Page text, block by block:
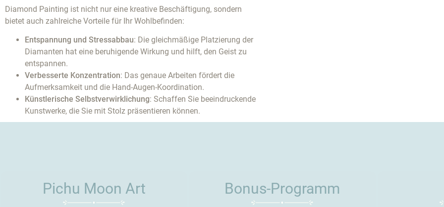
Diamond Painting ist nicht nur eine kreative Beschäftigung, sondern
bietet auch zahlreiche Vorteile für Ihr Wohlbefinden:
Entspannung und Stressabbau: Die gleichmäßige Platzierung der
Diamanten hat eine beruhigende Wirkung und hilft, den Geist zu
entspannen.
Verbesserte Konzentration: Das genaue Arbeiten fördert die
Aufmerksamkeit und die Hand-Augen-Koordination.
Künstlerische Selbstverwirklichung: Schaffen Sie beeindruckende
Kunstwerke, die Sie mit Stolz präsentieren können.
Pichu Moon Art Bonus-Programm